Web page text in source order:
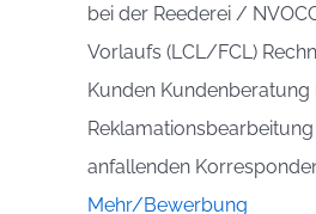
bei der Reederei /
Vorlaufs (LCL/FCL)
Kunden
anfallenden
Mehr/Bewerbung